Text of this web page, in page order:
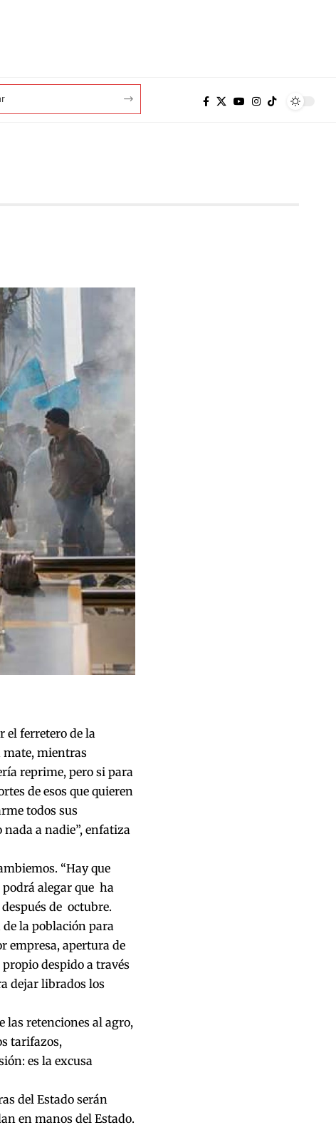
el ferretero de la
mate, mientras
reprime, pero si para
de esos que quieren
todos sus
a nadie”, enfatiza
“Hay que
podrá alegar que ha
de octubre.
la población para
empresa, apertura de
despido a través
dejar librados los
retenciones al agro,
tarifazos,
es la excusa
del Estado serán
en manos del Estado.